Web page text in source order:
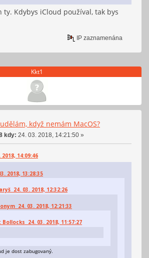
Kdybys iCloud používal, tak bys
IP zaznamenána
Kkt1
když nemám MacOS?
kdy: 24. 03. 2018, 14:21:50 »
14:09:46
2018, 13:28:35
24. 03. 2018, 12:32:26
24. 03. 2018, 12:21:33
Bollocks 24. 03. 2018, 11:57:27
je dost zabugovaný.